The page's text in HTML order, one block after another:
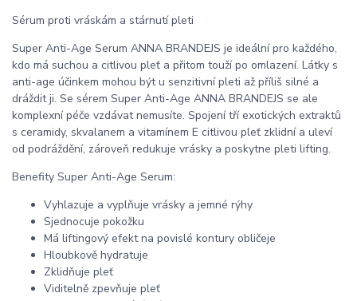
Sérum proti vráskám a stárnutí pleti
Super Anti-Age Serum ANNA BRANDEJS je ideální pro každého,
kdo má suchou a citlivou pleť a přitom touží po omlazení. Látky s
anti-age účinkem mohou být u senzitivní pleti až příliš silné a
dráždit ji. Se sérem Super Anti-Age ANNA BRANDEJS se ale
komplexní péče vzdávat nemusíte. Spojení tří exotických extraktů
s ceramidy, skvalanem a vitamínem E citlivou pleť zklidní a uleví
od podráždění, zároveň redukuje vrásky a poskytne pleti lifting.
Benefity Super Anti-Age Serum:
Vyhlazuje a vyplňuje vrásky a jemné rýhy
Sjednocuje pokožku
Má liftingový efekt na povislé kontury obličeje
Hloubkově hydratuje
Zklidňuje pleť
Viditelně zpevňuje pleť